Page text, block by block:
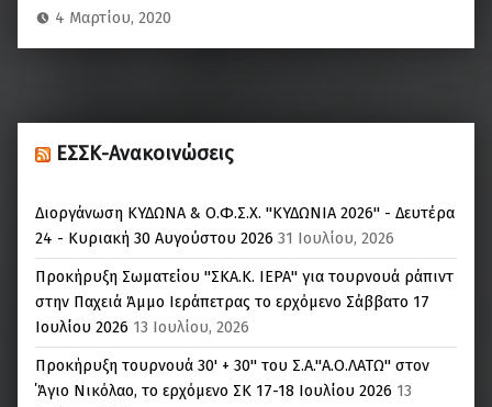
4 Μαρτίου, 2020
ΕΣΣΚ-Ανακοινώσεις
Διοργάνωση ΚΥΔΩΝΑ & Ο.Φ.Σ.Χ. "ΚΥΔΩΝΙΑ 2026" - Δευτέρα
24 - Κυριακή 30 Αυγούστου 2026 31 Ιουλίου, 2026
Προκήρυξη Σωματείου "ΣΚΑ.Κ. ΙΕΡΑ" για τουρνουά ράπιντ
στην Παχειά Άμμο Ιεράπετρας το ερχόμενο Σάββατο 17
Ιουλίου 2026 13 Ιουλίου, 2026
Προκήρυξη τουρνουά 30' + 30'' του Σ.Α."Α.Ο.ΛΑΤΩ" στον
΄Άγιο Νικόλαο, το ερχόμενο ΣΚ 17-18 Ιουλίου 2026 13